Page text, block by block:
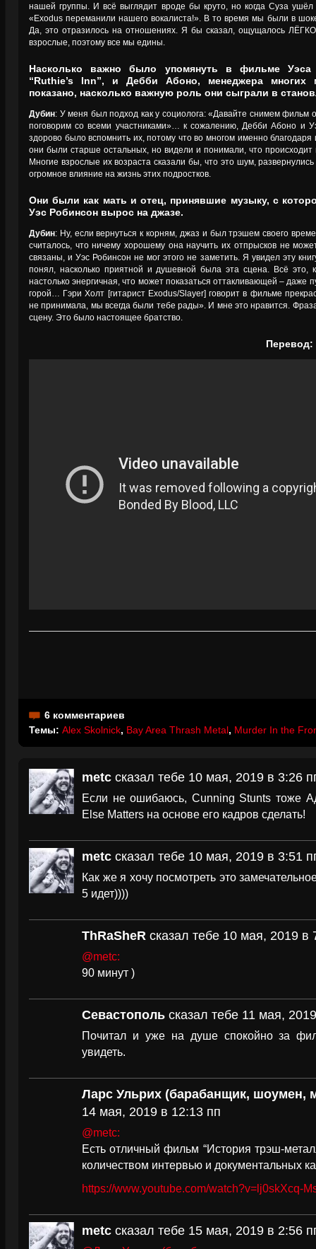
нашей группы. И всё выглядит вроде бы круто, но когда Суза
«Exodus переманили нашего вокалиста!». В то время мы были в
Да, это отразилось на отношениях. Я бы сказал, ощущалось
взрослые, поэтому все мы едины.
Насколько важно было упомянуть в фильме Уэса
“Ruthie’s Inn”, и Дебби Абоно, менеджера
показано, насколько важную роль они сыграли в
Дубин: У меня был подход как у социолога: «Давайте снимем фильм
поговорим со всеми участниками»… к сожалению, Дебби Абоно и
здорово было вспомнить их, потому что во многом именно
они были старше остальных, но видели и понимали, что происходит
Многие взрослые их возраста сказали бы, что это шум,
огромное влияние на жизнь этих подростков.
Они были как мать и отец, принявшие музыку, с
Уэс Робинсон вырос на джазе.
Дубин: Ну, если вернуться к корням, джаз и был трэшем своего
считалось, что ничему хорошему она научить их отпрысков не
связаны, и Уэс Робинсон не мог этого не заметить. Я увидел эту
понял, насколько приятной и душевной была эта сцена. Всё это,
настолько энергичная, что может показаться оттакливающей – даже
горой… Гэри Холт [гитарист Exodus/Slayer] говорит в фильме
не принимала, мы всегда были тебе рады». И мне это нравится.
сцену. Это было настоящее братство.
Перевод:
6 комментариев
Темы: Alex Skolnick, Bay Area Thrash Metal, Murder In the
metc сказал тебе 10 мая, 2019 в 3:26
Если не ошибаюсь, Cunning Stunts тоже
Else Matters на основе его кадров сделать!
metc сказал тебе 10 мая, 2019 в 3:51
Как же я хочу посмотреть это
5 идет))))
ThRaSheR сказал тебе 10 мая, 2019 в
@metc:
90 минут )
Севастополь сказал тебе 11 мая,
Почитал и уже на душе спокойно за
увидеть.
Ларс Ульрих (барабанщик, шоумен,
14 мая, 2019 в 12:13 пп
@metc:
Есть отличный фильм “История трэш-
количеством интервью и документальных
https://www.youtube.com/watch?v=lj0skXcq-
metc сказал тебе 15 мая, 2019 в 2:56